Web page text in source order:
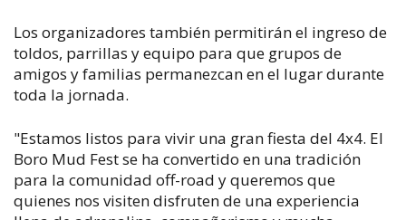
Los organizadores también permitirán el ingreso de
toldos, parrillas y equipo para que grupos de
amigos y familias permanezcan en el lugar durante
toda la jornada.
"Estamos listos para vivir una gran fiesta del 4x4. El
Boro Mud Fest se ha convertido en una tradición
para la comunidad off-road y queremos que
quienes nos visiten disfruten de una experiencia